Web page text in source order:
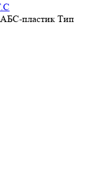
АБС-пластик Тип